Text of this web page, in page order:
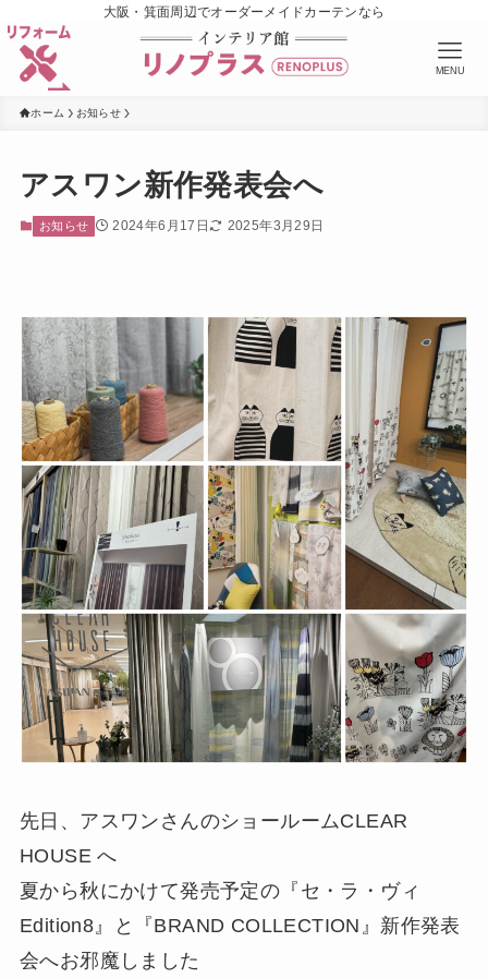
大阪・箕面周辺でオーダーメイドカーテンなら
MENU
ホーム お知らせ
アスワン新作発表会へ
お知らせ 2024年6月17日 2025年3月29日
先日、アスワンさんのショールームCLEAR
HOUSE へ
夏から秋にかけて発売予定の『セ・ラ・ヴィ
Edition8』と『BRAND COLLECTION』新作発表
会へお邪魔しました